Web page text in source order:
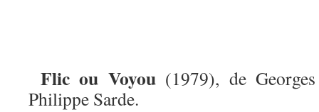
Flic ou Voyou(1979), de
Philippe Sarde.